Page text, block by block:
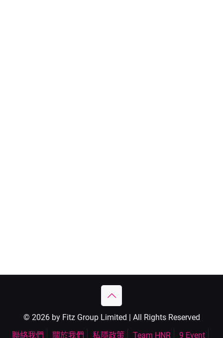
© 2026 by Fitz Group Limited | All Rights Reserved
聯絡我們
關於我們 私隱政策 Team HNR 9 Event